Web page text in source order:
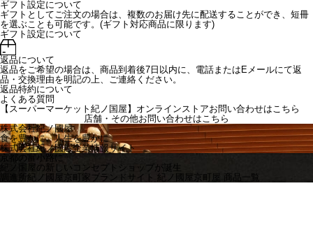
ギフト設定について
ギフトとしてご注文の場合は、複数のお届け先に配送することができ、短冊
を選ぶことも可能です。(ギフト対応商品に限ります)
ギフト設定について
返品について
返品をご希望の場合は、商品到着後7日以内に、電話またはEメールにて返
品・交換理由を明記の上、ご連絡ください。
返品特約について
よくある質問
【スーパーマーケット紀ノ国屋】オンラインストアお問い合わせはこちら
店舗・その他お問い合わせは こちら
株式会社紀ノ國屋
食を豊かに、人生を豊かに
株式会社紀ノ國屋企業情報サイト
京都の富小路に
紀ノ国屋の新しいコンセプトショップが誕生
調進所紀ノ國屋京町家ブランドサイト 紀ノ國屋京町屋 商品一覧